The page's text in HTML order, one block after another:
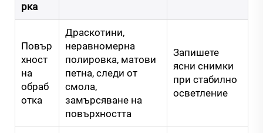
рка
Повър
хност
на
обраб
отка
Драскотини,
неравномерна
полировка, матови
петна, следи от
смола,
замърсяване на
повърхността
Запишете
ясни снимки
при стабилно
осветление